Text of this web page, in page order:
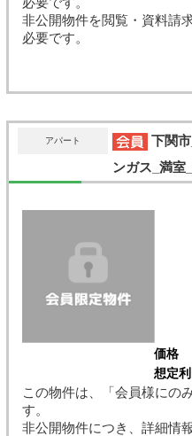
非公開物件を閲覧・資料請
必要です。
アパート
下関
ンガス_満室
価格
想定
この物件は、「会員様にの
す。
非公開物件につき、詳細情